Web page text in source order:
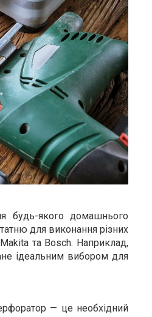
будь-якого домашнього
для виконання різних
та Bosch. Наприклад,
ідеальним вибором для
— це необхідний